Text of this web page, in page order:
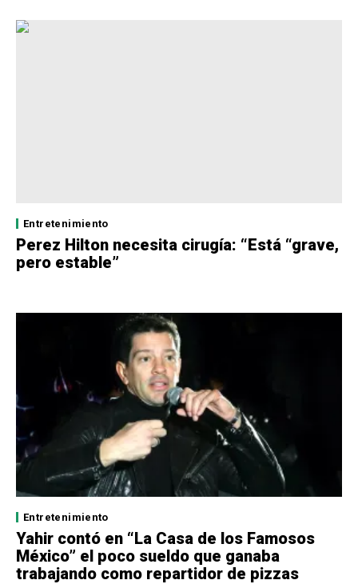
Entretenimiento
Perez Hilton necesita cirugía: “Está “grave,
pero estable”
Entretenimiento
Yahir contó en “La Casa de los Famosos
México” el poco sueldo que ganaba
trabajando como repartidor de pizzas